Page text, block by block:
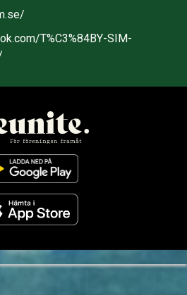
T%C3%84BY-SIM-